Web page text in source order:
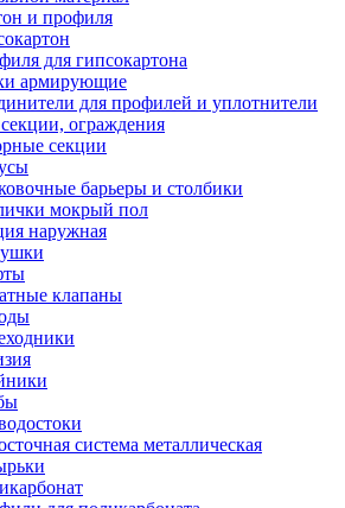
и профиля
для гипсокартона
армирующие
для профилей и уплотнители
ограждения
секции
барьеры и столбики
мокрый пол
наружная
клапаны
система металлическая